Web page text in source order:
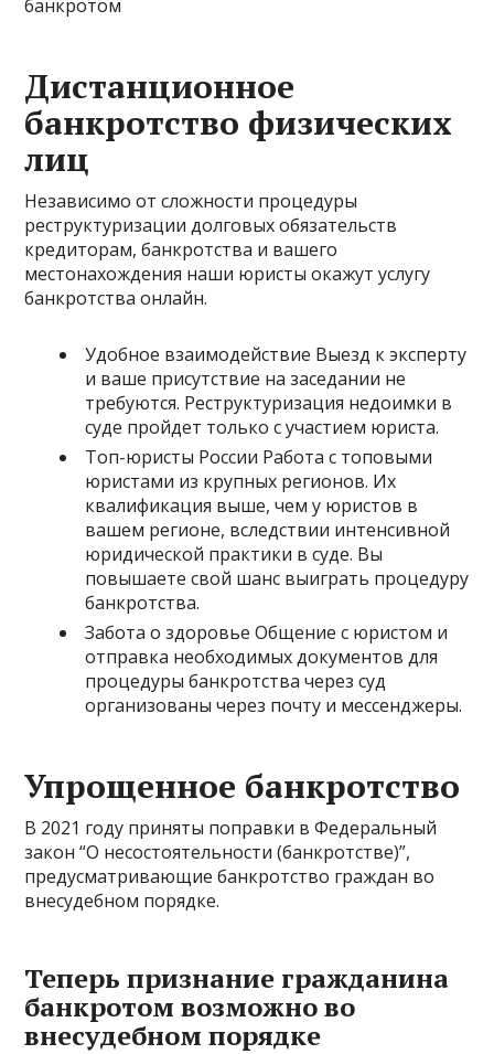
банкротом
Дистанционное
банкротство физических
лиц
Независимо от сложности процедуры
реструктуризации долговых обязательств
кредиторам, банкротства и вашего
местонахождения наши юристы окажут услугу
банкротства онлайн.
Удобное взаимодействие Выезд к эксперту
и ваше присутствие на заседании не
требуются. Реструктуризация недоимки в
суде пройдет только с участием юриста.
Топ-юристы России Работа с топовыми
юристами из крупных регионов. Их
квалификация выше, чем у юристов в
вашем регионе, вследствии интенсивной
юридической практики в суде. Вы
повышаете свой шанс выиграть процедуру
банкротства.
Забота о здоровье Общение с юристом и
отправка необходимых документов для
процедуры банкротства через суд
организованы через почту и мессенджеры.
Упрощенное банкротство
В 2021 году приняты поправки в Федеральный
закон “О несостоятельности (банкротстве)”,
предусматривающие банкротство граждан во
внесудебном порядке.
Теперь признание гражданина
банкротом возможно во
внесудебном порядке